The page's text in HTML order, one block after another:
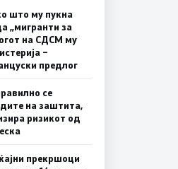
што му пукна
„мигранти за
на СДСМ му
–
предлог
се
на заштита,
ризикот од
прекршоци